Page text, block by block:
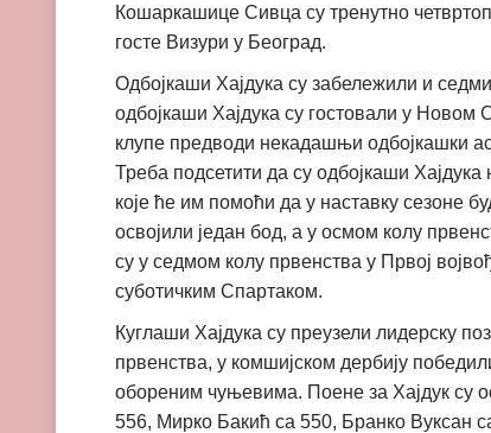
Кошаркашице Сивца су тренутно
госте Визури у Београд.
Одбојкаши Хајдука су забележили и
одбојкаши Хајдука су гостовали у Новом
клупе предводи некадашњи одбојкашки
Треба подсетити да су одбојкаши Хајдука
које ће им помоћи да у наставку сезоне
освојили један бод, а у осмом колу
су у седмом колу првенства у Првој
суботичким Спартаком.
Куглаши Хајдука су преузели лидерску
првенства, у комшијском дербију
обореним чуњевима. Поене за Хајдук су
556, Мирко Бакић са 550, Бранко Вуксан